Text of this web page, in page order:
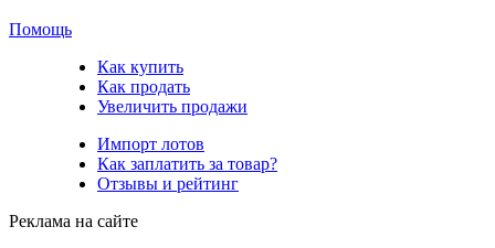
Помощь
Как купить
Как продать
Увеличить продажи
Импорт лотов
Как заплатить за товар?
Отзывы и рейтинг
Реклама на сайте